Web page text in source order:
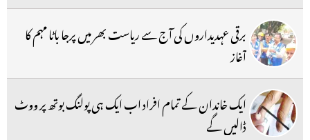
برقی عہدیداروں کی آج سے ریاست بھر میں پرجا باٹا مہم کا
آغاز
ایک خاندان کے تمام افراد اب ایک ہی پولنگ بوتھ پر ووٹ
ڈالیں گے